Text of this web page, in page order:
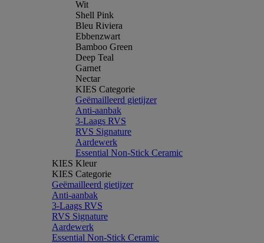
Wit
Shell Pink
Bleu Riviera
Ebbenzwart
Bamboo Green
Deep Teal
Garnet
Nectar
KIES Categorie
Geëmailleerd gietijzer
Anti-aanbak
3-Laags RVS
RVS Signature
Aardewerk
Essential Non-Stick Ceramic
KIES Kleur
KIES Categorie
Geëmailleerd gietijzer
Anti-aanbak
3-Laags RVS
RVS Signature
Aardewerk
Essential Non-Stick Ceramic